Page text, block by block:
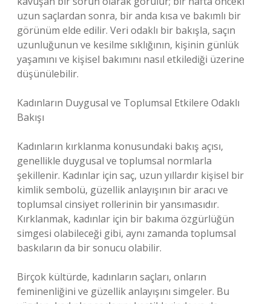
uzun saçlardan sonra, bir anda kısa ve bakımlı bir
görünüm elde edilir. Veri odaklı bir bakışla, saçın
uzunluğunun ve kesilme sıklığının, kişinin günlük
yaşamını ve kişisel bakımını nasıl etkilediği üzerine
düşünülebilir.
Kadınların Duygusal ve Toplumsal Etkilere Odaklı
Bakışı
Kadınların kırklanma konusundaki bakış açısı,
genellikle duygusal ve toplumsal normlarla
şekillenir. Kadınlar için saç, uzun yıllardır kişisel bir
kimlik sembolü, güzellik anlayışının bir aracı ve
toplumsal cinsiyet rollerinin bir yansımasıdır.
Kırklanmak, kadınlar için bir bakıma özgürlüğün
simgesi olabileceği gibi, aynı zamanda toplumsal
baskıların da bir sonucu olabilir.
Birçok kültürde, kadınların saçları, onların
feminenliğini ve güzellik anlayışını simgeler. Bu